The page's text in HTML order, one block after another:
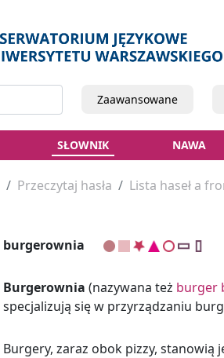
Zaawansowane
SŁOWNIK NAWA
Przeczytaj hasła Lista haseł a
burgerownia
Burgerownia (nazywana też burger
specjalizują się w przyrządzaniu
Burgery, zaraz obok pizzy, stanowią